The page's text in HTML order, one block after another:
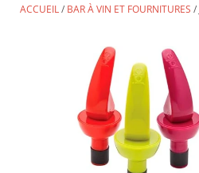
ACCUEIL BAR À VIN ET FOURNITURES